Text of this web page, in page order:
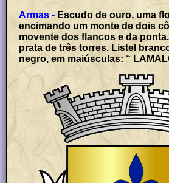
Armas - Escudo de ouro, uma
encimando um monte de dois
movente dos flancos e da
prata de três torres. Listel
negro, em maiúsculas: “